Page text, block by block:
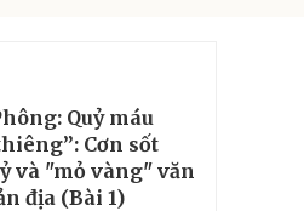
Quỷ máu
Cơn sốt
và "mỏ vàng" văn
địa (Bài 1)